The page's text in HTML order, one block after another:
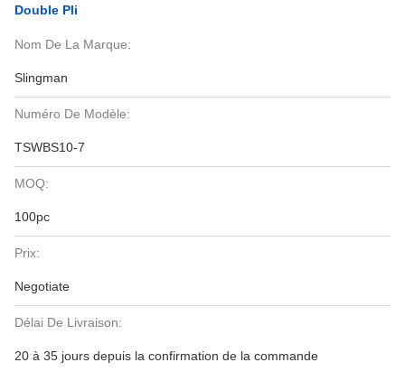
Double Pli
Nom De La Marque:
Slingman
Numéro De Modèle:
TSWBS10-7
MOQ:
100pc
Prix:
Negotiate
Délai De Livraison:
20 à 35 jours depuis la confirmation de la commande